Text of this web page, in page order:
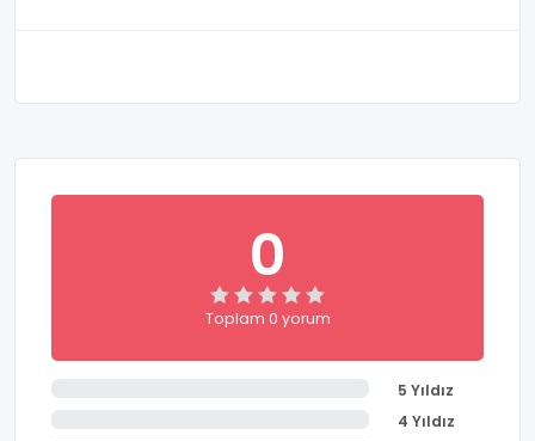
0
Toplam 0 yorum
5 Yıldız
4 Yıldız